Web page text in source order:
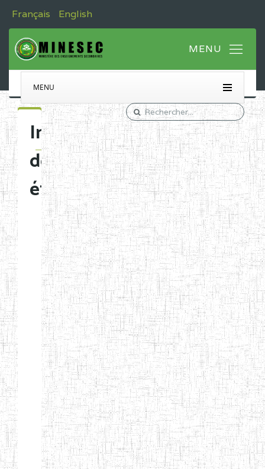
Français English
MENU
Immatriculation
des
établissements
Etablissements
d'enseignement
normal
ENI
Chercher:
Effacer les filtres